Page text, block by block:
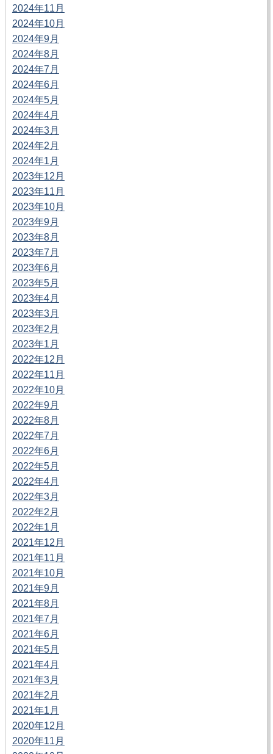
2024年11月
2024年10月
2024年9月
2024年8月
2024年7月
2024年6月
2024年5月
2024年4月
2024年3月
2024年2月
2024年1月
2023年12月
2023年11月
2023年10月
2023年9月
2023年8月
2023年7月
2023年6月
2023年5月
2023年4月
2023年3月
2023年2月
2023年1月
2022年12月
2022年11月
2022年10月
2022年9月
2022年8月
2022年7月
2022年6月
2022年5月
2022年4月
2022年3月
2022年2月
2022年1月
2021年12月
2021年11月
2021年10月
2021年9月
2021年8月
2021年7月
2021年6月
2021年5月
2021年4月
2021年3月
2021年2月
2021年1月
2020年12月
2020年11月